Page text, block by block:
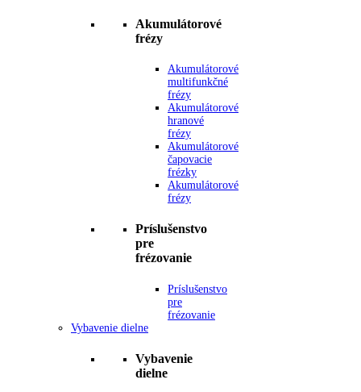
Akumulátorové
frézy
Akumulátorové
multifunkčné
frézy
Akumulátorové
hranové
frézy
Akumulátorové
čapovacie
frézky
Akumulátorové
frézy
Príslušenstvo
pre
frézovanie
Príslušenstvo
pre
frézovanie
Vybavenie dielne
Vybavenie
dielne